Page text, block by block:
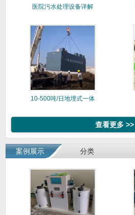
医院污水处理设备详解
10-500吨/日地埋式一体
查看更多 >>
案例展示 分类